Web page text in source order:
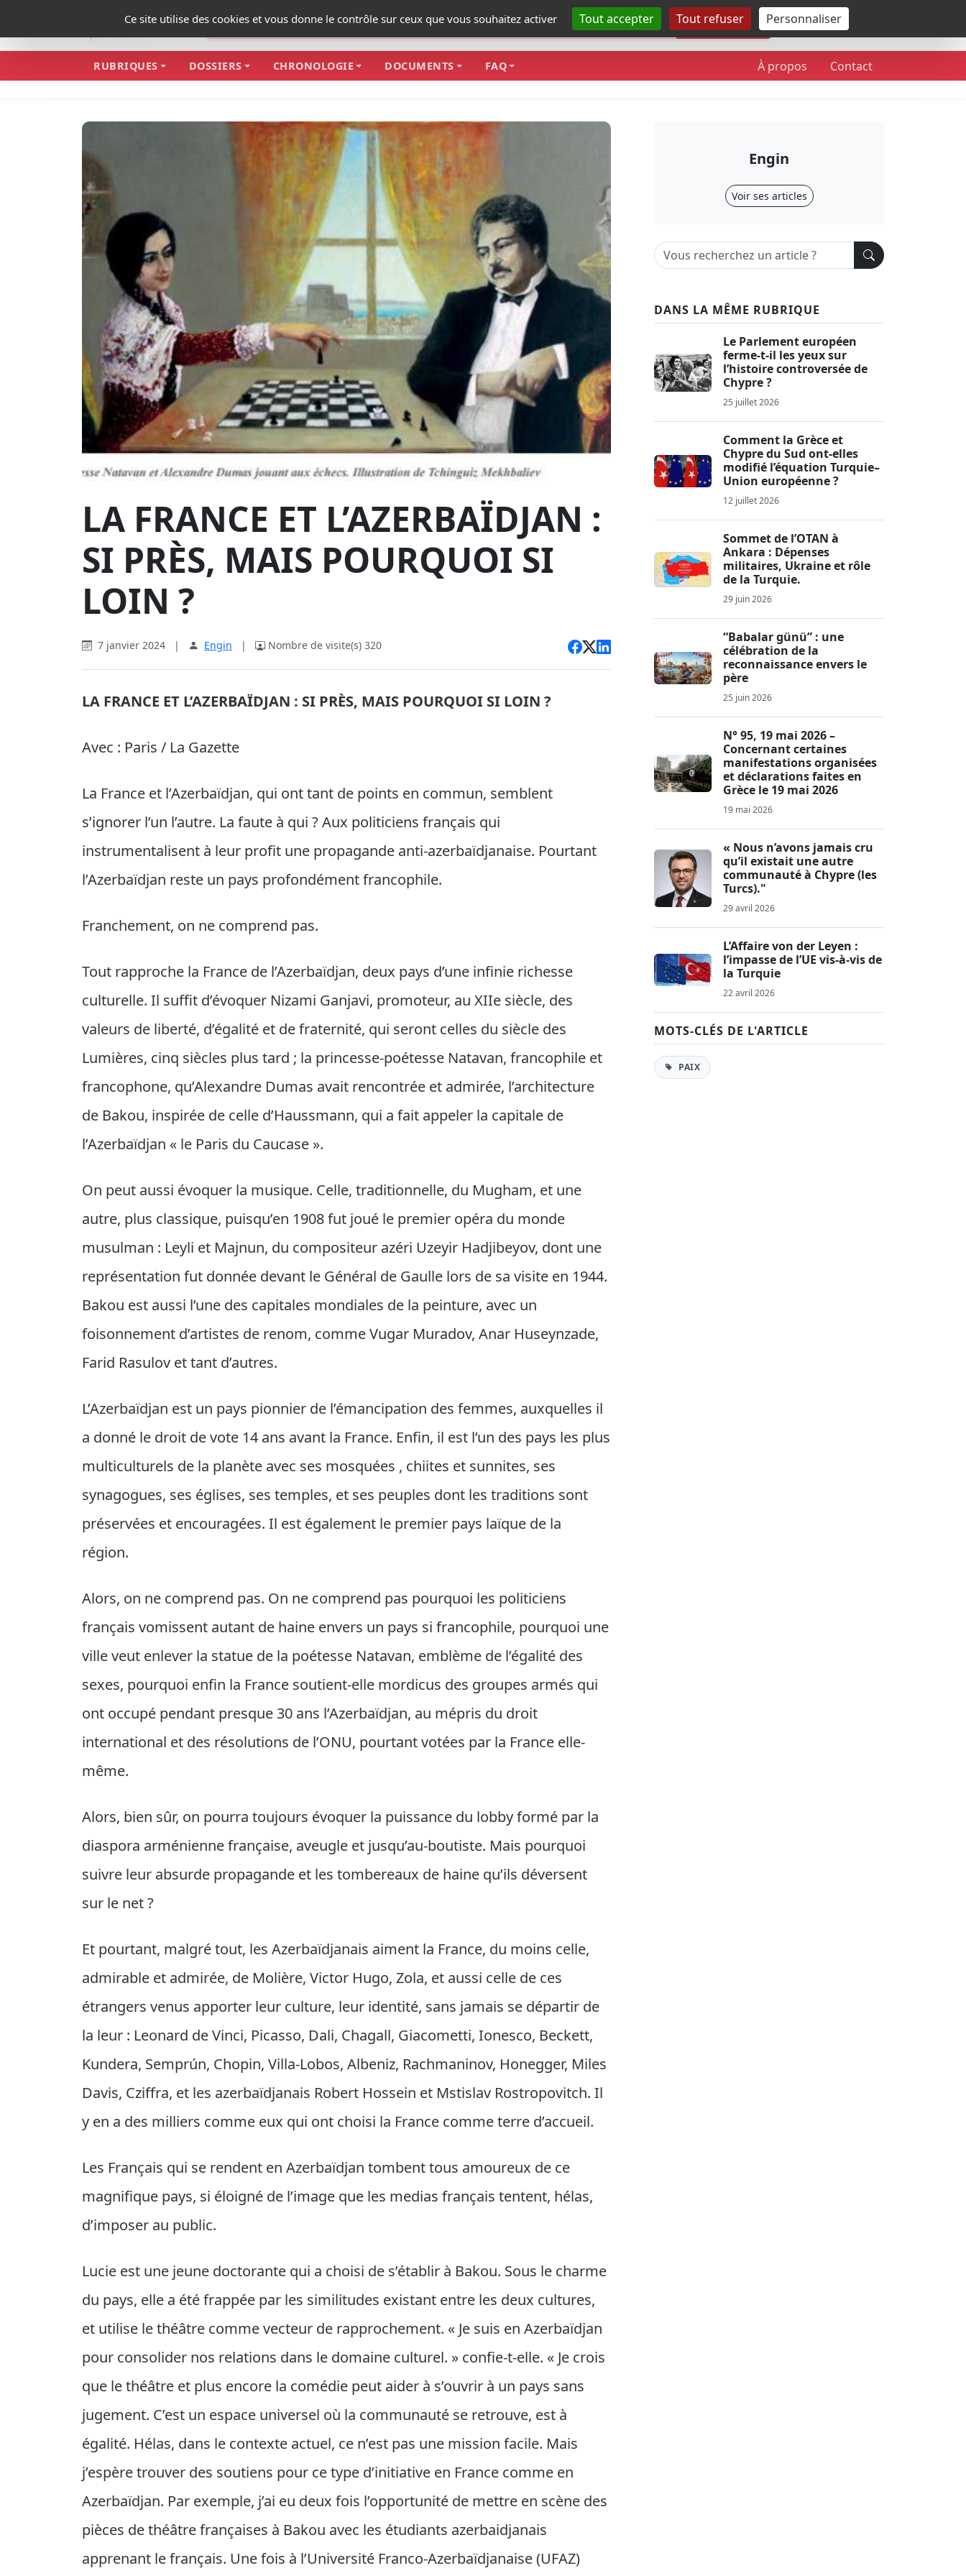
Ce site utilise des cookies et vous donne le contrôle sur ceux que vous souhaitez activer Tout accepter Tout refuser Personnaliser
Rechercher
RUBRIQUES DOSSIERS CHRONOLOGIE DOCUMENTS FAQ À propos Contact
LA FRANCE ET L’AZERBAÏDJAN :
SI PRÈS, MAIS POURQUOI SI
LOIN ?
7 janvier 2024 | Engin | Nombre de visite(s) 320
LA FRANCE ET L’AZERBAÏDJAN : SI PRÈS, MAIS POURQUOI SI LOIN ?
Avec : Paris / La Gazette
La France et l’Azerbaïdjan, qui ont tant de points en commun, semblent
s’ignorer l’un l’autre. La faute à qui ? Aux politiciens français qui
instrumentalisent à leur profit une propagande anti-azerbaïdjanaise. Pourtant
l’Azerbaïdjan reste un pays profondément francophile.
Franchement, on ne comprend pas.
Tout rapproche la France de l’Azerbaïdjan, deux pays d’une infinie richesse
culturelle. Il suffit d’évoquer Nizami Ganjavi, promoteur, au XIIe siècle, des
valeurs de liberté, d’égalité et de fraternité, qui seront celles du siècle des
Lumières, cinq siècles plus tard ; la princesse-poétesse Natavan, francophile et
francophone, qu’Alexandre Dumas avait rencontrée et admirée, l’architecture
de Bakou, inspirée de celle d’Haussmann, qui a fait appeler la capitale de
l’Azerbaïdjan « le Paris du Caucase ».
On peut aussi évoquer la musique. Celle, traditionnelle, du Mugham, et une
autre, plus classique, puisqu’en 1908 fut joué le premier opéra du monde
musulman : Leyli et Majnun, du compositeur azéri Uzeyir Hadjibeyov, dont une
représentation fut donnée devant le Général de Gaulle lors de sa visite en 1944.
Bakou est aussi l’une des capitales mondiales de la peinture, avec un
foisonnement d’artistes de renom, comme Vugar Muradov, Anar Huseynzade,
Farid Rasulov et tant d’autres.
L’Azerbaïdjan est un pays pionnier de l’émancipation des femmes, auxquelles il
a donné le droit de vote 14 ans avant la France. Enfin, il est l’un des pays les plus
multiculturels de la planète avec ses mosquées , chiites et sunnites, ses
synagogues, ses églises, ses temples, et ses peuples dont les traditions sont
préservées et encouragées. Il est également le premier pays laïque de la
région.
Alors, on ne comprend pas. On ne comprend pas pourquoi les politiciens
français vomissent autant de haine envers un pays si francophile, pourquoi une
ville veut enlever la statue de la poétesse Natavan, emblème de l’égalité des
sexes, pourquoi enfin la France soutient-elle mordicus des groupes armés qui
ont occupé pendant presque 30 ans l’Azerbaïdjan, au mépris du droit
international et des résolutions de l’ONU, pourtant votées par la France elle-
même.
Alors, bien sûr, on pourra toujours évoquer la puissance du lobby formé par la
diaspora arménienne française, aveugle et jusqu’au-boutiste. Mais pourquoi
suivre leur absurde propagande et les tombereaux de haine qu’ils déversent
sur le net ?
Et pourtant, malgré tout, les Azerbaïdjanais aiment la France, du moins celle,
admirable et admirée, de Molière, Victor Hugo, Zola, et aussi celle de ces
étrangers venus apporter leur culture, leur identité, sans jamais se départir de
la leur : Leonard de Vinci, Picasso, Dali, Chagall, Giacometti, Ionesco, Beckett,
Kundera, Semprún, Chopin, Villa-Lobos, Albeniz, Rachmaninov, Honegger, Miles
Davis, Cziffra, et les azerbaïdjanais Robert Hossein et Mstislav Rostropovitch. Il
y en a des milliers comme eux qui ont choisi la France comme terre d’accueil.
Les Français qui se rendent en Azerbaïdjan tombent tous amoureux de ce
magnifique pays, si éloigné de l’image que les medias français tentent, hélas,
d’imposer au public.
Lucie est une jeune doctorante qui a choisi de s’établir à Bakou. Sous le charme
du pays, elle a été frappée par les similitudes existant entre les deux cultures,
et utilise le théâtre comme vecteur de rapprochement. « Je suis en Azerbaïdjan
pour consolider nos relations dans le domaine culturel. » confie-t-elle. « Je crois
que le théâtre et plus encore la comédie peut aider à s’ouvrir à un pays sans
jugement. C’est un espace universel où la communauté se retrouve, est à
égalité. Hélas, dans le contexte actuel, ce n’est pas une mission facile. Mais
j’espère trouver des soutiens pour ce type d’initiative en France comme en
Azerbaïdjan. Par exemple, j’ai eu deux fois l’opportunité de mettre en scène des
pièces de théâtre françaises à Bakou avec les étudiants azerbaidjanais
apprenant le français. Une fois à l’Université Franco-Azerbaïdjanaise (UFAZ)
Engin
Voir ses articles
DANS LA MÊME RUBRIQUE
Le Parlement européen
ferme-t-il les yeux sur
l’histoire controversée de
Chypre ?
25 juillet 2026
Comment la Grèce et
Chypre du Sud ont-elles
modifié l’équation Turquie–
Union européenne ?
12 juillet 2026
Sommet de l’OTAN à
Ankara : Dépenses
militaires, Ukraine et rôle
de la Turquie.
29 juin 2026
“Babalar günü” : une
célébration de la
reconnaissance envers le
père
25 juin 2026
N° 95, 19 mai 2026 –
Concernant certaines
manifestations organisées
et déclarations faites en
Grèce le 19 mai 2026
19 mai 2026
« Nous n’avons jamais cru
qu’il existait une autre
communauté à Chypre (les
Turcs)."
29 avril 2026
L’Affaire von der Leyen :
l’impasse de l’UE vis-à-vis de
la Turquie
22 avril 2026
MOTS-CLÉS DE L'ARTICLE
PAIX